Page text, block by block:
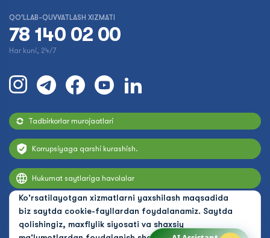
Ko'rsatilayotgan xizmatlarni yaxshilash maqsadida
biz saytda cookie-fayllardan foydalanamiz. Saytda
qolishingiz, maxfiylik siyosati va shaxsiy
QO'LLAB-QUVVATLASH XIZMATI
78 140 02 00
Har kuni, 24/7
Tadbirkorlar murojaatlari
Korrupsiyaga qarshi kurashish.
Hukumat saytlariga havolalar